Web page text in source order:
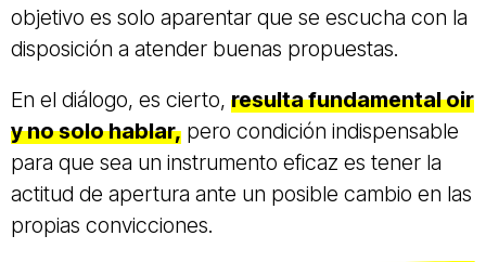
objetivo es solo aparentar que se escucha con la
disposición a atender buenas propuestas.
En el diálogo, es cierto, resulta fundamental oir
y no solo hablar, pero condición indispensable
para que sea un instrumento eficaz es tener la
actitud de apertura ante un posible cambio en las
propias convicciones.